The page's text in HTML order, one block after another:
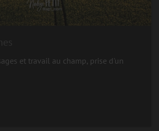
et travail au champ, prise d'un